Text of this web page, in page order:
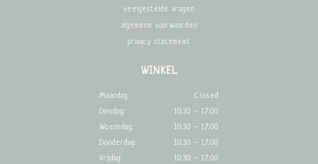
veelgestelde vragen
algemene voorwaarden
privacy statememt
WINKEL
Maandag:
Closed
Dinsdag:
10:30 - 17:00
Woensdag:
10:30 - 17:00
Donderdag:
10:30 - 17:00
Vrijdag:
10:30 - 17:00